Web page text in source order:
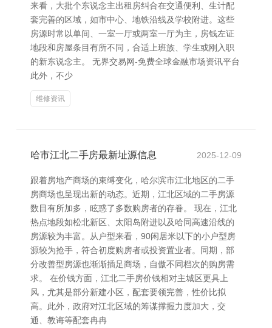
来看，大批个东说念主出租房纠合在交通便利、生计配
套完善的区域，如市中心、地铁沿线及学校附进。这些
房源时常以单间、一室一厅或两室一厅为主，房钱左证
地段和房屋条目有所不同，合适上班族、学生或刚入职
的新东说念主。 无界交易网-免费全球金融市场资讯平台
此外，不少
维修资讯
哈市江北二手房最新址源信息 2025-12-09
跟着房地产商场的束缚变化，哈尔滨市江北地区的二手
房商场也呈现出新的动态。近期，江北区域的二手房源
数目有所加多，眩惑了多数购房者的存眷。 现在，江北
热点地段如松北新区、太阳岛附进以及哈同高速沿线的
房源较为丰富。从户型来看，90闲居米以下的小户型房
源较为抢手，符合初度购房者或投资置业者。同期，部
分改善型房源也渐渐插足商场，自傲不同档次的购房需
求。 在价钱方面，江北二手房价钱相对主城区更具上
风，尤其是部分新建小区，配套要领完善，性价比拟
高。此外，政府对江北区域的筹谋撑握力度加大，交
通、教诲等配套冉冉